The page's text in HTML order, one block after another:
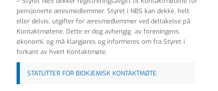
pensjonerte æresmedlemmer. Styret i NBS kan dekke, helt
eller delvis, utgifter for æresmedlemmer ved deltakelse på
Kontaktmøtene. Dette er dog avhengig av foreningens
økonomi, og må klargjøres og informeres om fra Styret i
forkant av hvert Kontaktmøte.
STATUTTER FOR BIOKJEMISK KONTAKTMØTE